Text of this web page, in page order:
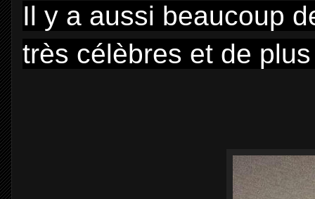
Il y a aussi beaucoup
très célèbres et de